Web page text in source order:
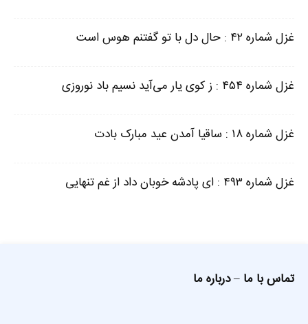
غزل شماره ۴۲ : حال دل با تو گفتنم هوس است
غزل شماره ۴۵۴ : ز کوی یار می‌آید نسیم باد نوروزی
غزل شماره ۱۸ : ساقیا آمدن عید مبارک بادت
غزل شماره ۴۹۳ : ای پادشه خوبان داد از غم تنهایی
تماس با ما –درباره ما